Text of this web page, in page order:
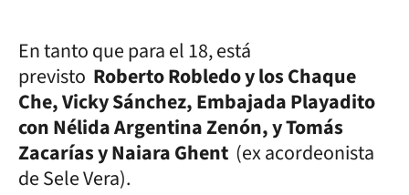
En tanto que para el 18, está
previsto Roberto Robledo y los Chaque
Che, Vicky Sánchez, Embajada Playadito
con Nélida Argentina Zenón, y Tomás
Zacarías y Naiara Ghent (ex acordeonista
de Sele Vera).